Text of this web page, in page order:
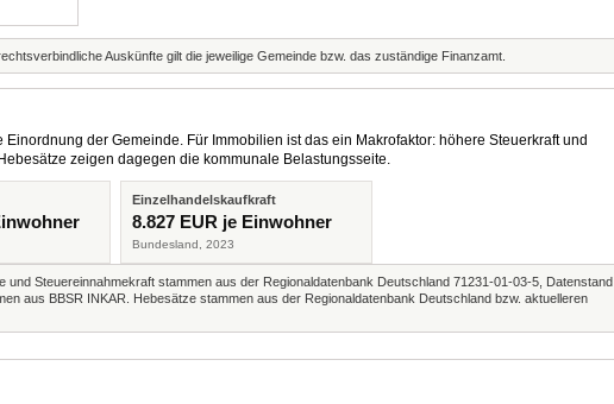
Auskünfte gilt die jeweilige Gemeinde bzw. das zuständige Finanzamt.
der Gemeinde. Für Immobilien ist das ein Makrofaktor: höhere Steuerkraft und
zeigen dagegen die kommunale Belastungsseite.
Einzelhandelskaufkraft
8.827 EUR je Einwohner
Bundesland, 2023
Steuereinnahmekraft stammen aus der Regionaldatenbank Deutschland 71231-01-03-5, Datenstand
aus BBSR INKAR. Hebesätze stammen aus der Regionaldatenbank Deutschland bzw. aktuelleren